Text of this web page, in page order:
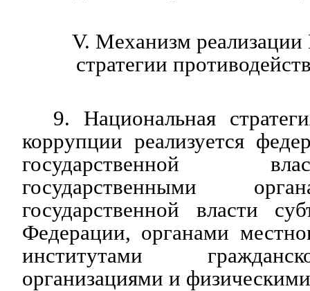
V. Механизм
стратегии
9. Национальная
коррупции реализуется
государственной
государственными
государственной власти
Федерации, органами
институтами
организациями и